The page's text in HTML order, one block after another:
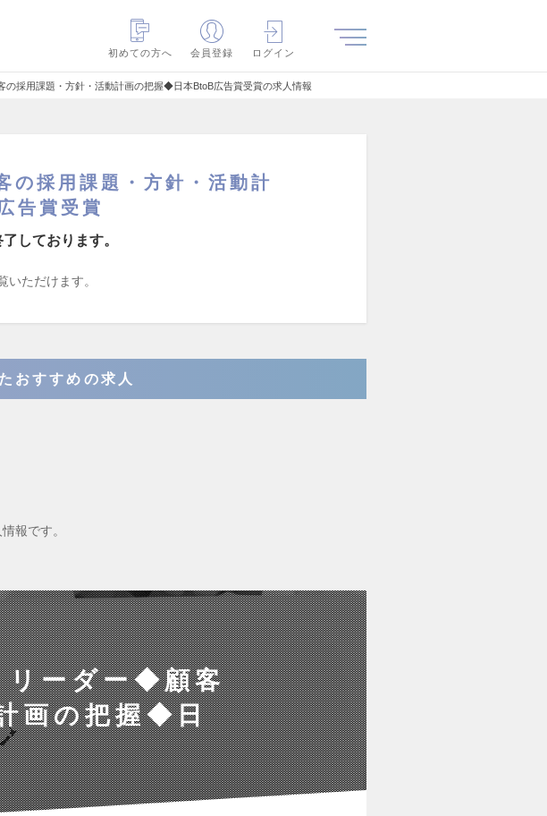
初めての方へ
会員登録 ログイン
採用課題・方針・活動計画の把握◆日本BtoB広告賞受賞の求人情報
採用課題・方針・活動計
告賞受賞
しております。
いただけます。
おすすめの求人
報です。
リーダー◆顧客
画の把握◆日